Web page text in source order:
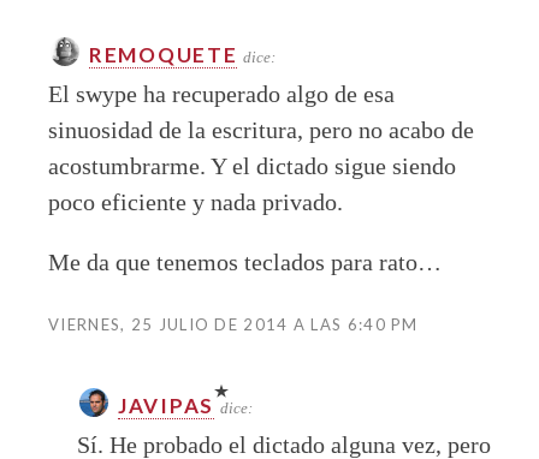
REMOQUETE dice:
El swype ha recuperado algo de esa
sinuosidad de la escritura, pero no acabo de
acostumbrarme. Y el dictado sigue siendo
poco eficiente y nada privado.
Me da que tenemos teclados para rato…
VIERNES, 25 JULIO DE 2014 A LAS 6:40 PM
JAVIPAS dice:
Sí. He probado el dictado alguna vez, pero